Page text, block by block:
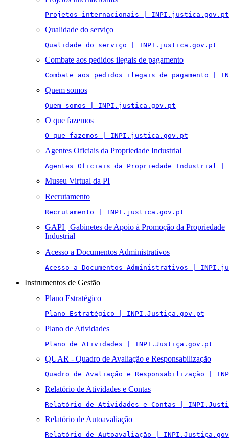
Projetos internacionais | INPI.justica.gov.pt
Qualidade do serviço
Qualidade do serviço | INPI.justica.gov.pt
Combate aos pedidos ilegais de pagamento
Combate aos pedidos ilegais de pagamento |
Quem somos
Quem somos | INPI.justica.gov.pt
O que fazemos
O que fazemos | INPI.justica.gov.pt
Agentes Oficiais da Propriedade Industrial
Agentes Oficiais da Propriedade Industrial
Museu Virtual da PI
Recrutamento
Recrutamento | INPI.justica.gov.pt
GAPI | Gabinetes de Apoio à Promoção da Propriedade
Industrial
Acesso a Documentos Administrativos
Acesso a Documentos Administrativos |
Instrumentos de Gestão
Plano Estratégico
Plano Estratégico | INPI.Justiça.gov.pt
Plano de Atividades
Plano de Atividades | INPI.Justiça.gov.pt
QUAR - Quadro de Avaliação e Responsabilização
Quadro de Avaliação e Responsabilização |
Relatório de Atividades e Contas
Relatório de Atividades e Contas |
Relatório de Autoavaliação
Relatório de Autoavaliação |